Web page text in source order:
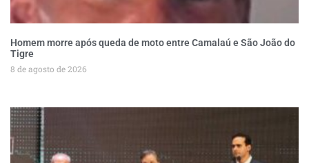
Homem morre após queda de moto entre Camalaú e São João do
Tigre
8 de agosto de 2026